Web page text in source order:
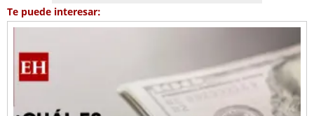
Te puede interesar: